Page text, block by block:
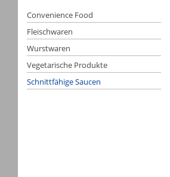
Convenience Food
Fleischwaren
Wurstwaren
Vegetarische Produkte
Schnittfähige Saucen